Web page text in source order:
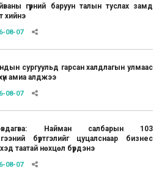
гүүрний баруун талын туслах замд
хийнэ
08-07
сургуульд гарсан халдлагын улмаас
амиа алджээ
08-07
Найман салбарын 103
бүртгэлийг цуцалснаар бизнес
таатай нөхцөл бүрдэнэ
08-07